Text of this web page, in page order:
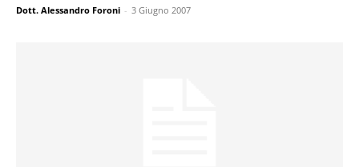
Dott. Alessandro Foroni - 3 Giugno 2007